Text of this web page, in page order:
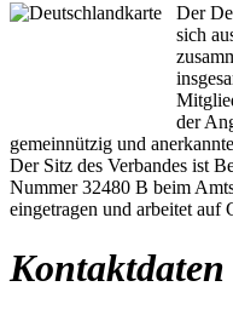
Der
sich
der
gemeinnützig und
Der Sitz des Verbandes ist
Nummer 32480 B beim
eingetragen und arbeitet auf
Kontaktdaten